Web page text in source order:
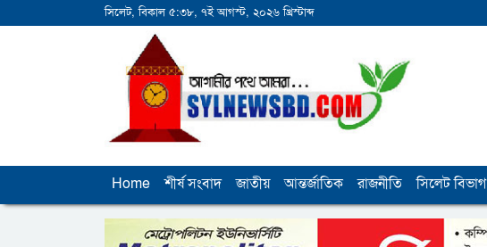
সিলেট, বিকাল ৫:৩৮, ৭ই আগস্ট, ২০২৬ খ্রিস্টাব্দ
Home শীর্ষ সংবাদ জাতীয় আন্তর্জাতিক রাজনীতি সিলেট বিভাগ